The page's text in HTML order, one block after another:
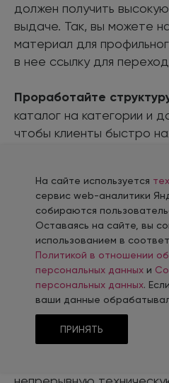
должен получить
выдаче. Так, вы можете
материал для
в нее ссылку для
Проработайте
каталог на категории и
чтобы клиенты быстро
«Стабилизаторы
инструмент».
SEO — это
контекстной рекламы,
можно увидеть через
оптимизация требует
Чтобы занять высокие
необходимо регулярно
добавлять страницы,
На сайте используется
сервис web-аналитики
собираются
Оставаясь на сайте, вы
использованием в
Политикой в отношении
персональных данных и
персональных данных.
ваши данные
ПРИНЯТЬ